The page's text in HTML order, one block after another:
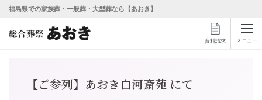
福島県での家族葬・一般葬・大型葬なら【あおき】
資料請求 メニュー
【ご参列】あおき白河斎苑 にて